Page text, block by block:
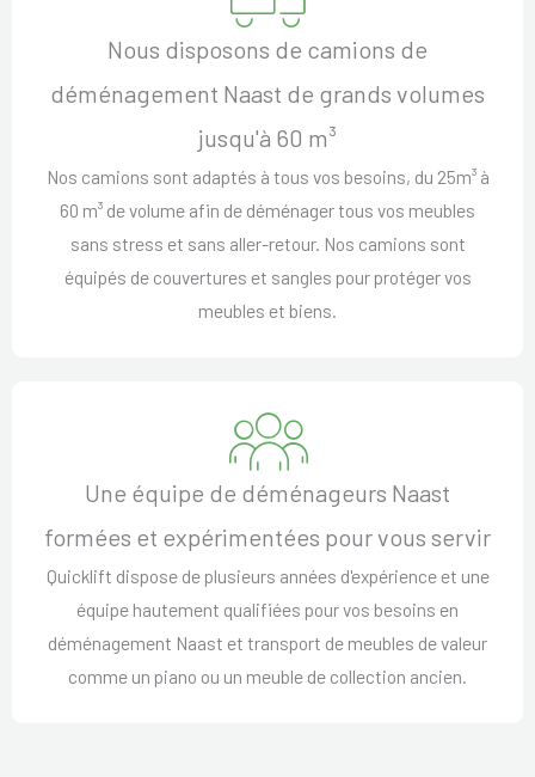
Nous disposons de camions de
déménagement Naast de grands volumes
jusqu'à 60 m³
Nos camions sont adaptés à tous vos besoins, du 25m³ à
60 m³ de volume afin de déménager tous vos meubles
sans stress et sans aller-retour. Nos camions sont
équipés de couvertures et sangles pour protéger vos
meubles et biens.
Une équipe de déménageurs Naast
formées et expérimentées pour vous servir
Quicklift dispose de plusieurs années d'expérience et une
équipe hautement qualifiées pour vos besoins en
déménagement Naast et transport de meubles de valeur
comme un piano ou un meuble de collection ancien.